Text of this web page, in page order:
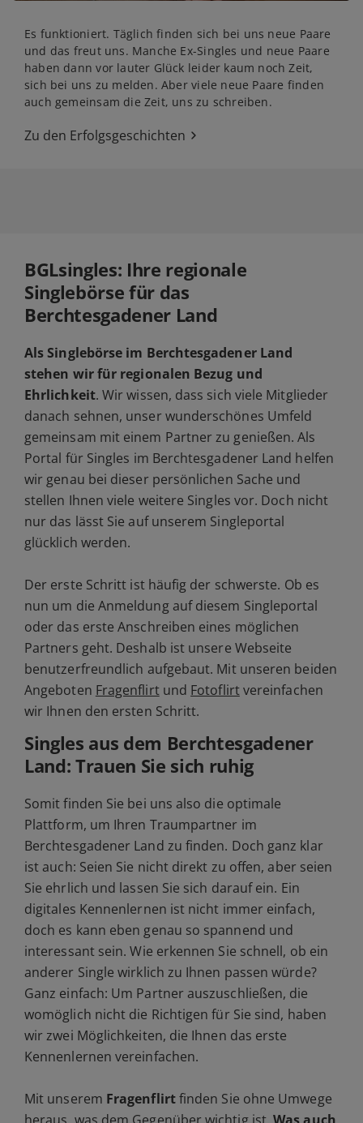
Es funktioniert. Täglich finden sich bei uns neue Paare
und das freut uns. Manche Ex-Singles und neue Paare
haben dann vor lauter Glück leider kaum noch Zeit,
sich bei uns zu melden. Aber viele neue Paare finden
auch gemeinsam die Zeit, uns zu schreiben.
Zu den Erfolgsgeschichten
BGLsingles: Ihre regionale
Singlebörse für das
Berchtesgadener Land
Als Singlebörse im Berchtesgadener Land
stehen wir für regionalen Bezug und
Ehrlichkeit. Wir wissen, dass sich viele Mitglieder
danach sehnen, unser wunderschönes Umfeld
gemeinsam mit einem Partner zu genießen. Als
Portal für Singles im Berchtesgadener Land helfen
wir genau bei dieser persönlichen Sache und
stellen Ihnen viele weitere Singles vor. Doch nicht
nur das lässt Sie auf unserem Singleportal
glücklich werden.
Der erste Schritt ist häufig der schwerste. Ob es
nun um die Anmeldung auf diesem Singleportal
oder das erste Anschreiben eines möglichen
Partners geht. Deshalb ist unsere Webseite
benutzerfreundlich aufgebaut. Mit unseren beiden
Angeboten Fragenflirtund Fotoflirtvereinfachen
wir Ihnen den ersten Schritt.
Singles aus dem Berchtesgadener
Land: Trauen Sie sich ruhig
Somit finden Sie bei uns also die optimale
Plattform, um Ihren Traumpartner im
Berchtesgadener Land zu finden. Doch ganz klar
ist auch: Seien Sie nicht direkt zu offen, aber seien
Sie ehrlich und lassen Sie sich darauf ein. Ein
digitales Kennenlernen ist nicht immer einfach,
doch es kann eben genau so spannend und
interessant sein. Wie erkennen Sie schnell, ob ein
anderer Single wirklich zu Ihnen passen würde?
Ganz einfach: Um Partner auszuschließen, die
womöglich nicht die Richtigen für Sie sind, haben
wir zwei Möglichkeiten, die Ihnen das erste
Kennenlernen vereinfachen.
Mit unserem Fragenflirtfinden Sie ohne Umwege